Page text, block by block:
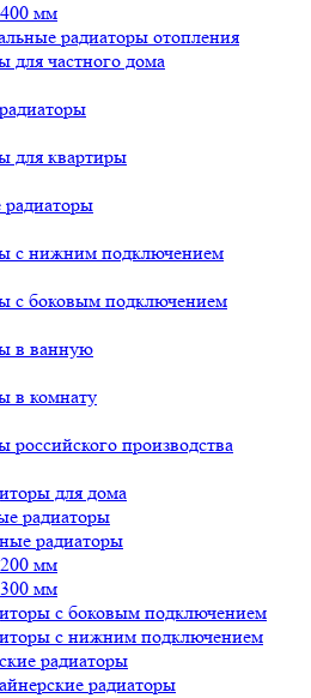
мм
радиаторы отопления
для частного дома
для квартиры
радиаторы
с нижним подключением
с боковым подключением
в ванную
в комнату
российского производства
для дома
радиаторы
радиаторы
мм
мм
с боковым подключением
с нижним подключением
радиаторы
радиаторы